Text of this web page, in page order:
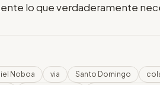
lo que verdaderamente
Noboa via Santo Domingo